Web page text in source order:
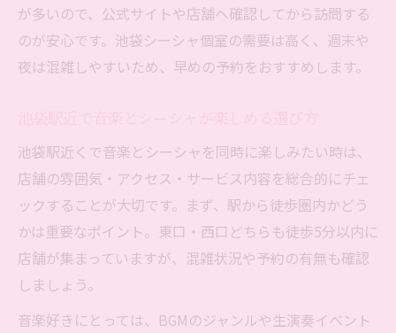
が多いので、公式サイトや店舗へ確認してから訪問する
のが安心です。池袋シーシャ個室の需要は高く、週末や
夜は混雑しやすいため、早めの予約をおすすめします。
池袋駅近くで音楽とシーシャを同時に楽しみたい時は、
店舗の雰囲気・アクセス・サービス内容を総合的にチェ
ックすることが大切です。まず、駅から徒歩圏内かどう
かは重要なポイント。東口・西口どちらも徒歩5分以内に
店舗が集まっていますが、混雑状況や予約の有無も確認
しましょう。
音楽好きにとっては、BGMのジャンルや生演奏イベント